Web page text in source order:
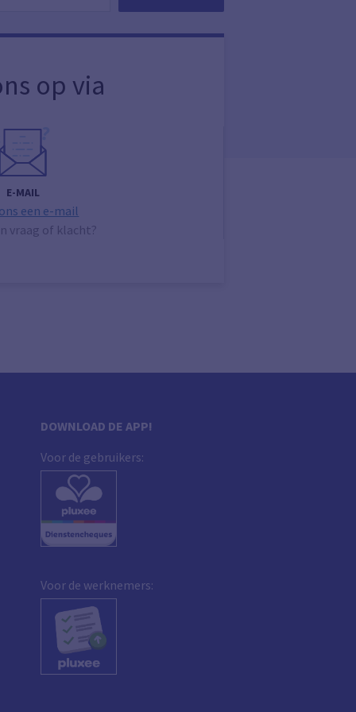
op via
E-MAIL
een e-mail
vraag of klacht?
DOWNLOAD DE APP!
Voor de gebruikers:
Voor de werknemers: